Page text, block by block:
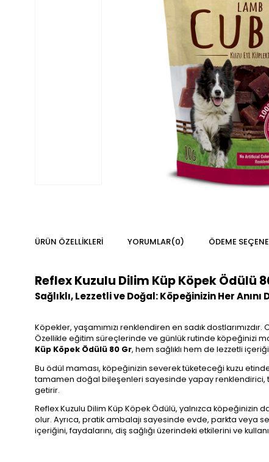
ÜRÜN ÖZELLIKLERI YORUMLAR(0) ÖDEME
Reflex Kuzulu Dilim Küp Köpek Ödülü
Sağlıklı, Lezzetli ve Doğal: Köpeğinizin Her Anını
Köpekler, yaşamımızı renklendiren en sadık
Özellikle eğitim süreçlerinde ve günlük rutinde köpeğinizi
Küp Köpek Ödülü 80 Gr, hem sağlıklı hem de lezzetli
Bu ödül maması, köpeğinizin severek tüketeceği kuzu
tamamen doğal bileşenleri sayesinde yapay renklendirici,
getirir.
Reflex Kuzulu Dilim Küp Köpek Ödülü, yalnızca köpeğinizin
olur. Ayrıca, pratik ambalajı sayesinde evde, parkta veya
içeriğini, faydalarını, diş sağlığı üzerindeki etkilerini ve